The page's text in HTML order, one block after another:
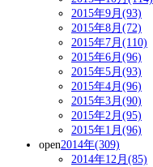
2015年9月(93)
2015年8月(72)
2015年7月(110)
2015年6月(96)
2015年5月(93)
2015年4月(96)
2015年3月(90)
2015年2月(95)
2015年1月(96)
open2014年(309)
2014年12月(85)